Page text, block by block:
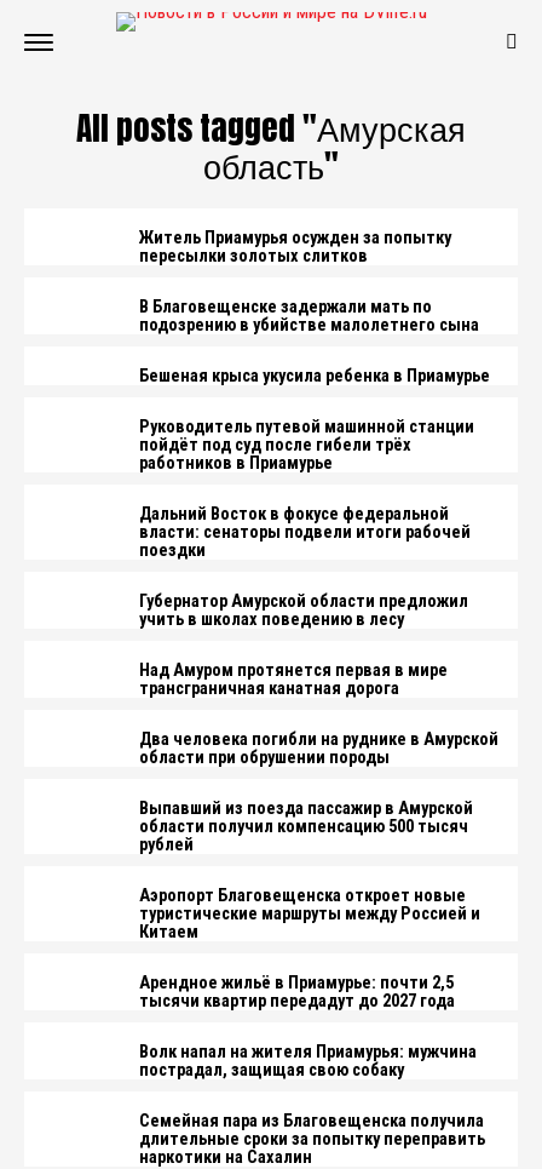
All posts tagged "Амурская
область"
Житель Приамурья осужден за попытку
пересылки золотых слитков
В Благовещенске задержали мать по
подозрению в убийстве малолетнего сына
Бешеная крыса укусила ребенка в Приамурье
Руководитель путевой машинной станции
пойдёт под суд после гибели трёх
работников в Приамурье
Дальний Восток в фокусе федеральной
власти: сенаторы подвели итоги рабочей
поездки
Губернатор Амурской области предложил
учить в школах поведению в лесу
Над Амуром протянется первая в мире
трансграничная канатная дорога
Два человека погибли на руднике в Амурской
области при обрушении породы
Выпавший из поезда пассажир в Амурской
области получил компенсацию 500 тысяч
рублей
Аэропорт Благовещенска откроет новые
туристические маршруты между Россией и
Китаем
Арендное жильё в Приамурье: почти 2,5
тысячи квартир передадут до 2027 года
Волк напал на жителя Приамурья: мужчина
пострадал, защищая свою собаку
Семейная пара из Благовещенска получила
длительные сроки за попытку переправить
наркотики на Сахалин